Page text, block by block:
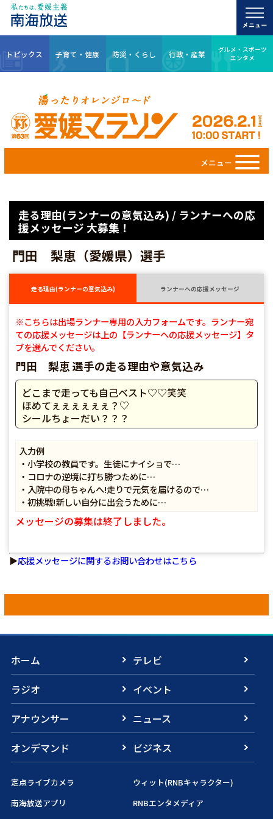
トピックス 子育て・健康 防災・くらし 行政・産業
グルメ・スポーツ
エンタメ
メニュー
走る理由(ランナーの意気込み) / ランナーへの応
援メッセージ 大募集！
門田 梨恵（愛媛県）選手
走る理由(ランナーの意気込み) ランナーへの応援メッセージ
※こちらは出場ランナー専用の入力フォームです。ランナー宛
ての応援メッセージは上の【ランナーへの応援メッセージ】タ
ブを選んでください。
門田 梨恵 選手の走る理由や意気込み
どこまで走っても自己ベスト♡♡笑笑
ほめてぇぇぇぇぇぇ？♡
シールちょーだい？？？
入力例
・小学校の教員です。生徒にナイショで…
・コロナの逆境に打ち勝つために…
・入院中の母ちゃんへ!走りで元気を届けるので…
・初挑戦!新しい自分に出会うために…
メッセージの募集は終了しました。
▶応援メッセージに関するお問い合わせはこちら
ホーム
テレビ
ラジオ
イベント
アナウンサー
ニュース
オンデマンド
ビジネス
定点ライブカメラ
ウィット(RNBキャラクター)
南海放送アプリ
RNBエンタメディア